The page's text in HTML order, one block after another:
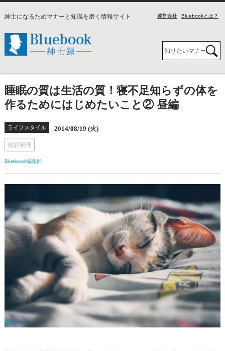
紳士になるためマナーと知識を磨く情報サイト Bluebookとは？
運営会社
睡眠の質は生活の質！寝不足知らずの体を
作るためにはじめたいこと② 昼編
ライフスタイル 2014/08/19 (火)
体調管理
Bluebook編集部